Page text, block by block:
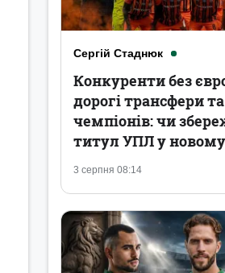
Сергій Стаднюк
3 серпня 08:14
Конкуренти без
дорогі трансфери
чемпіонів: чи
титул УПЛ у новому